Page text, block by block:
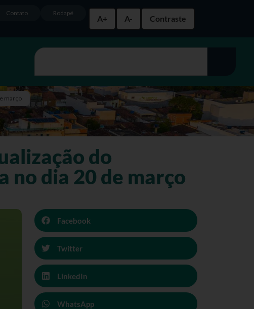
A+
A- Contraste
Rodapé
Contato
março
do
no dia 20 de março
Facebook
Twitter
LinkedIn
WhatsApp